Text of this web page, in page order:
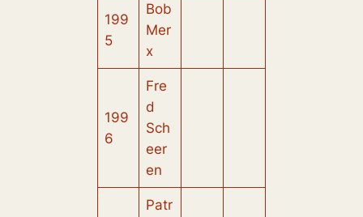
199
5
Bob
Mer
x
199
6
Fre
d
Sch
eer
en
Patr